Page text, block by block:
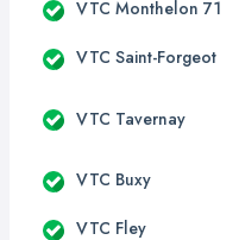
VTC Monthelon 71
VTC Saint-Forgeot
VTC Tavernay
VTC Buxy
VTC Fley